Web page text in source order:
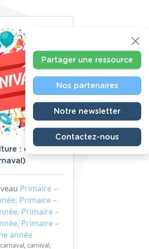
: carnival
Primaire –
Primaire –
Primaire –
Primaire –
année
carnival,
Partager une ressource
Nos partenaires
Notre newsletter
Contactez-nous